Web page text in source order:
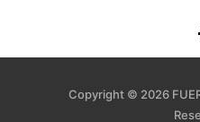
Copyright © 2026